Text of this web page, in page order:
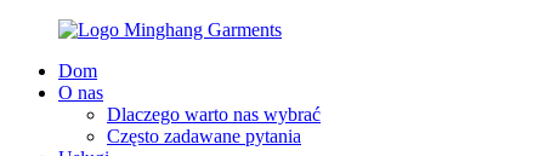
Dom
O nas
Dlaczego warto nas wybrać
Często zadawane pytania